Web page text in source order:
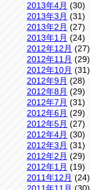
2013年4月 (30)
2013年3月 (31)
2013年2月 (27)
2013年1月 (24)
2012年12月 (27)
2012年11月 (29)
2012年10月 (31)
2012年9月 (28)
2012年8月 (29)
2012年7月 (31)
2012年6月 (29)
2012年5月 (27)
2012年4月 (30)
2012年3月 (31)
2012年2月 (29)
2012年1月 (19)
2011年12月 (24)